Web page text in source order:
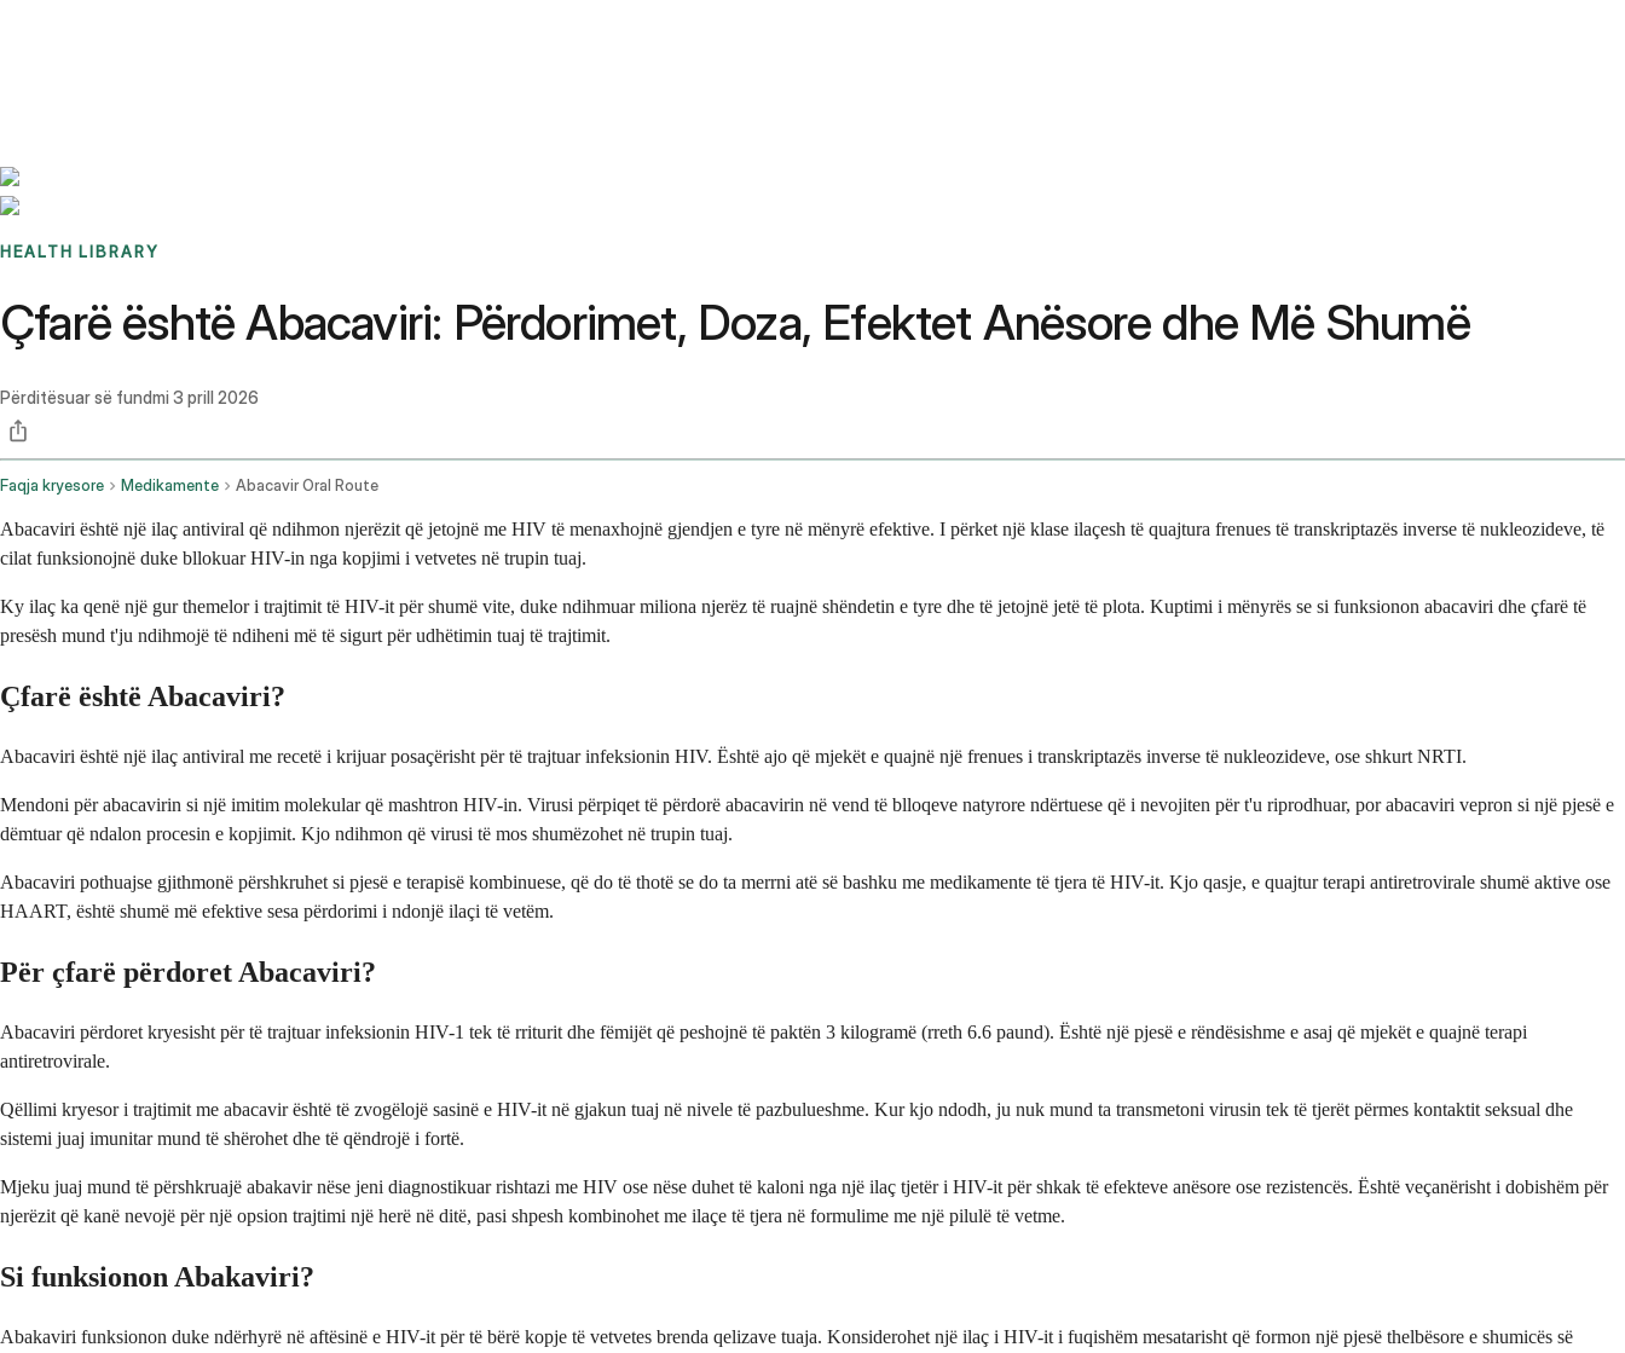
HEALTH LIBRARY
Çfarë është Abacaviri: Përdorimet, Doza, Efektet Anësore dhe Më Shumë
Përditësuar së fundmi 3 prill 2026
Faqja kryesore Medikamente Abacavir Oral Route
Abacaviri është një ilaç antiviral që ndihmon njerëzit që jetojnë me HIV të menaxhojnë gjendjen e tyre në mënyrë efektive. I përket një klase ilaçesh të quajtura frenues të transkriptazës inverse të nukleozideve, të
cilat funksionojnë duke bllokuar HIV-in nga kopjimi i vetvetes në trupin tuaj.
Ky ilaç ka qenë një gur themelor i trajtimit të HIV-it për shumë vite, duke ndihmuar miliona njerëz të ruajnë shëndetin e tyre dhe të jetojnë jetë të plota. Kuptimi i mënyrës se si funksionon abacaviri dhe çfarë të
presësh mund t'ju ndihmojë të ndiheni më të sigurt për udhëtimin tuaj të trajtimit.
Çfarë është Abacaviri?
Abacaviri është një ilaç antiviral me recetë i krijuar posaçërisht për të trajtuar infeksionin HIV. Është ajo që mjekët e quajnë një frenues i transkriptazës inverse të nukleozideve, ose shkurt NRTI.
Mendoni për abacavirin si një imitim molekular që mashtron HIV-in. Virusi përpiqet të përdorë abacavirin në vend të blloqeve natyrore ndërtuese që i nevojiten për t'u riprodhuar, por abacaviri vepron si një pjesë e
dëmtuar që ndalon procesin e kopjimit. Kjo ndihmon që virusi të mos shumëzohet në trupin tuaj.
Abacaviri pothuajse gjithmonë përshkruhet si pjesë e terapisë kombinuese, që do të thotë se do ta merrni atë së bashku me medikamente të tjera të HIV-it. Kjo qasje, e quajtur terapi antiretrovirale shumë aktive ose
HAART, është shumë më efektive sesa përdorimi i ndonjë ilaçi të vetëm.
Për çfarë përdoret Abacaviri?
Abacaviri përdoret kryesisht për të trajtuar infeksionin HIV-1 tek të rriturit dhe fëmijët që peshojnë të paktën 3 kilogramë (rreth 6.6 paund). Është një pjesë e rëndësishme e asaj që mjekët e quajnë terapi
antiretrovirale.
Qëllimi kryesor i trajtimit me abacavir është të zvogëlojë sasinë e HIV-it në gjakun tuaj në nivele të pazbulueshme. Kur kjo ndodh, ju nuk mund ta transmetoni virusin tek të tjerët përmes kontaktit seksual dhe
sistemi juaj imunitar mund të shërohet dhe të qëndrojë i fortë.
Mjeku juaj mund të përshkruajë abakavir nëse jeni diagnostikuar rishtazi me HIV ose nëse duhet të kaloni nga një ilaç tjetër i HIV-it për shkak të efekteve anësore ose rezistencës. Është veçanërisht i dobishëm për
njerëzit që kanë nevojë për një opsion trajtimi një herë në ditë, pasi shpesh kombinohet me ilaçe të tjera në formulime me një pilulë të vetme.
Si funksionon Abakaviri?
Abakaviri funksionon duke ndërhyrë në aftësinë e HIV-it për të bërë kopje të vetvetes brenda qelizave tuaja. Konsiderohet një ilaç i HIV-it i fuqishëm mesatarisht që formon një pjesë thelbësore e shumicës së